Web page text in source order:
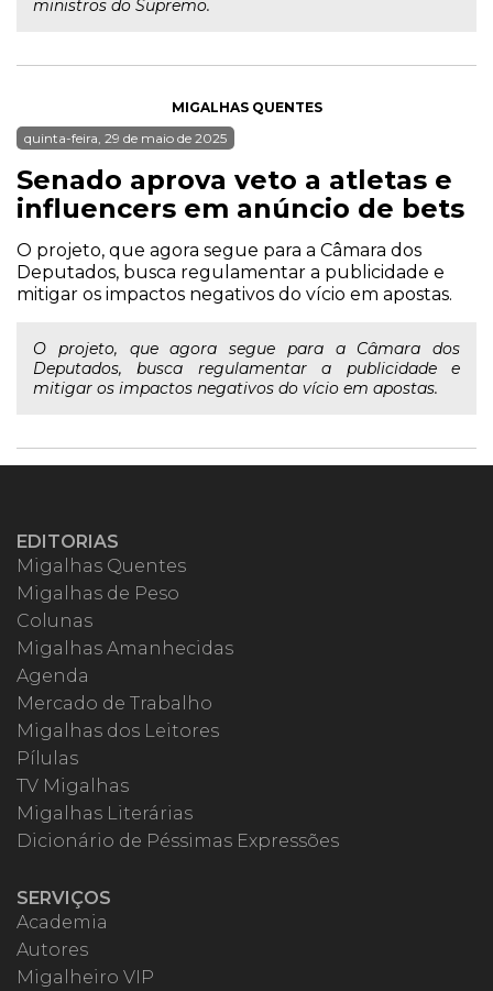
ministros do Supremo.
MIGALHAS QUENTES
quinta-feira, 29 de maio de 2025
Senado aprova veto a atletas e
influencers em anúncio de bets
O projeto, que agora segue para a Câmara dos
Deputados, busca regulamentar a publicidade e
mitigar os impactos negativos do vício em apostas.
O projeto, que agora segue para a Câmara dos
Deputados, busca regulamentar a publicidade e
mitigar os impactos negativos do vício em apostas.
EDITORIAS
Migalhas Quentes
Migalhas de Peso
Colunas
Migalhas Amanhecidas
Agenda
Mercado de Trabalho
Migalhas dos Leitores
Pílulas
TV Migalhas
Migalhas Literárias
Dicionário de Péssimas Expressões
SERVIÇOS
Academia
Autores
Migalheiro VIP